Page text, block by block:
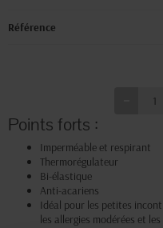
Référence
Points forts :
Imperméable et respirant
Thermorégulateur
Bi-élastique
Anti-acariens
Idéal pour les petites
les allergies modérées et